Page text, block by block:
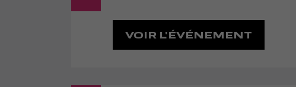
VOIR L'ÉVÉNEMENT